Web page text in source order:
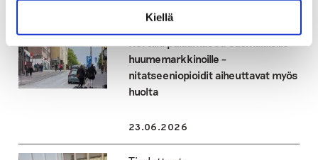
Kiellä
Tiedotteet
huumemarkkinoille –
nitatseeniopioidit aiheuttavat myös
huolta
23.06.2026